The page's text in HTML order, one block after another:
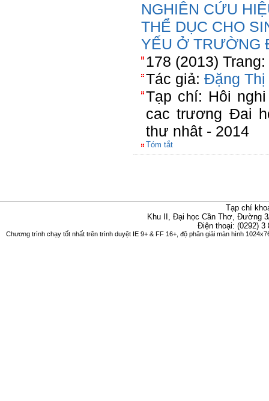
NGHIÊN CỨU
THỂ DỤC CHO
YẾU Ở TRƯỜNG
178 (2013)
Tác giả: Đặng Thị
Tạp chí: Hôi
cac trương Đai
thư nhât - 2014
Tóm tắt
Tạp chí
Khu II, Đại học Cần Thơ, Đường
Điện thoại: (0292)
Chương trình chạy tốt nhất trên trình duyệt IE 9+ & FF 16+, độ phân giải màn hình